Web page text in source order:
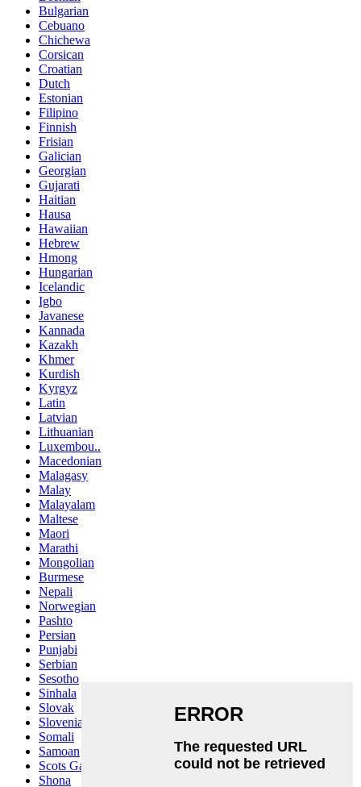
Bulgarian
Cebuano
Chichewa
Corsican
Croatian
Dutch
Estonian
Filipino
Finnish
Frisian
Galician
Georgian
Gujarati
Haitian
Hausa
Hawaiian
Hebrew
Hmong
Hungarian
Icelandic
Igbo
Javanese
Kannada
Kazakh
Khmer
Kurdish
Kyrgyz
Latin
Latvian
Lithuanian
Luxembou..
Macedonian
Malagasy
Malay
Malayalam
Maltese
Maori
Marathi
Mongolian
Burmese
Nepali
Norwegian
Pashto
Persian
Punjabi
Serbian
Sesotho
Sinhala
Slovak
Slovenian
Somali
Samoan
Scots Gaelic
Shona